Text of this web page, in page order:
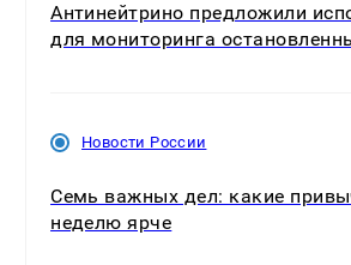
Антинейтрино предложили
для мониторинга
Новости России
Семь важных дел: какие
неделю ярче